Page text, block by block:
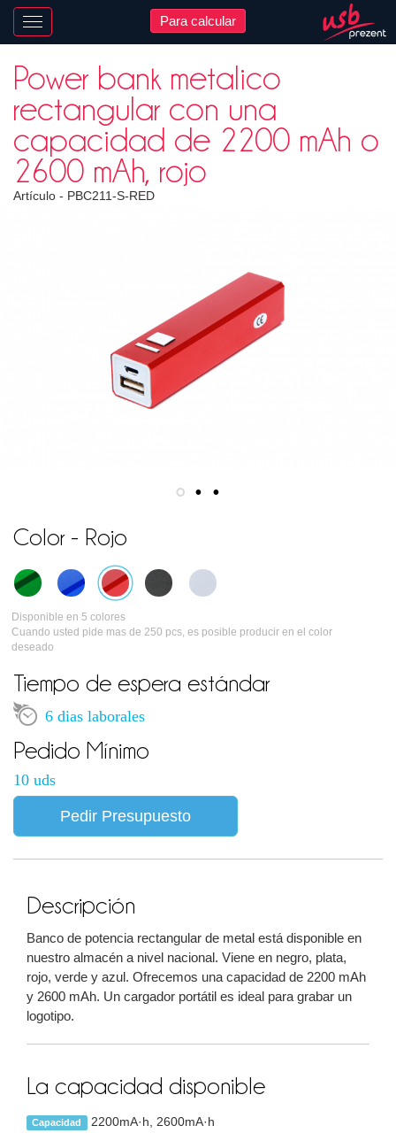
Nawigacja Para calcular
Power bank metalico
rectangular con una
capacidad de 2200 mAh o
2600 mAh, rojo
Artículo - PBC211-S-RED
Color - Rojo
Disponible en 5 colores
Cuando usted pide mas de 250 pcs, es posible producir en el color
deseado
Tiempo de espera estándar
6 dias laborales
Pedido Mínimo
10 uds
Pedir Presupuesto
Descripción
Banco de potencia rectangular de metal está disponible en
nuestro almacén a nivel nacional. Viene en negro, plata,
rojo, verde y azul. Ofrecemos una capacidad de 2200 mAh
y 2600 mAh. Un cargador portátil es ideal para grabar un
logotipo.
La capacidad disponible
Capacidad 2200mA·h, 2600mA·h